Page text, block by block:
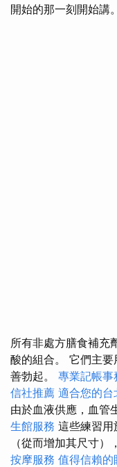
開始的那一刻開始講。
所有非處方膳食補充
酸的組合。 它們主
善勃起。 專業記帳事
信社推薦 適合您的台
由於血液供應，血管
生館服務 這些練習用
（從而增加其尺寸
按摩服務 值得信賴的